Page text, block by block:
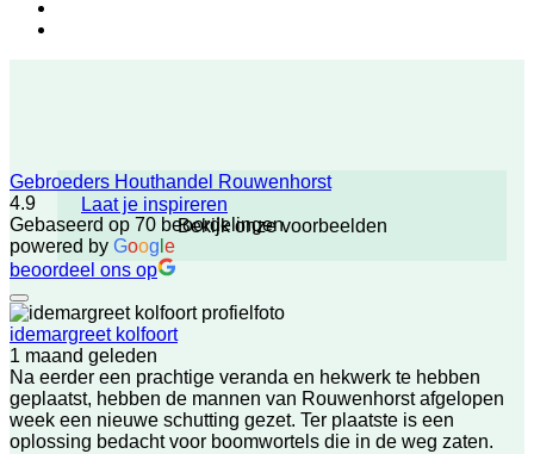
Laat je inspireren
Bekijk onze voorbeelden
Gebroeders Houthandel Rouwenhorst
4.9
Gebaseerd op 70 beoordelingen
powered by Goog e
beoordeel ons op
idemargreet kolfoort
1 maand geleden
Na eerder een prachtige veranda en hekwerk te hebben
geplaatst, hebben de mannen van Rouwenhorst afgelopen
week een nieuwe schutting gezet. Ter plaatste is een
oplossing bedacht voor boomwortels die in de weg zaten.